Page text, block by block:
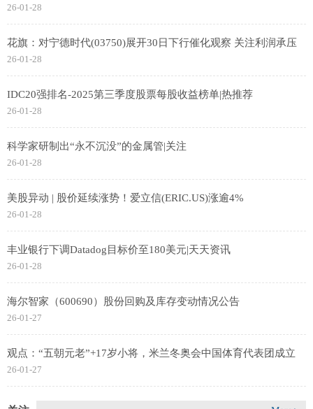
26-01-28
花旗：对宁德时代(03750)展开30日下行催化观察 关注利润承压
26-01-28
IDC20强排名-2025第三季度股票每股收益榜单|热推荐
26-01-28
科学家研制出“永不沉没”的金属管|关注
26-01-28
美股异动 | 股价延续涨势！爱立信(ERIC.US)涨逾4%
26-01-28
丰业银行下调Datadog目标价至180美元|天天资讯
26-01-28
海尔智家（600690）股份回购及库存变动情况公告
26-01-27
观点：“五朝元老”+17岁小将，米兰冬奥会中国体育代表团成立
26-01-27